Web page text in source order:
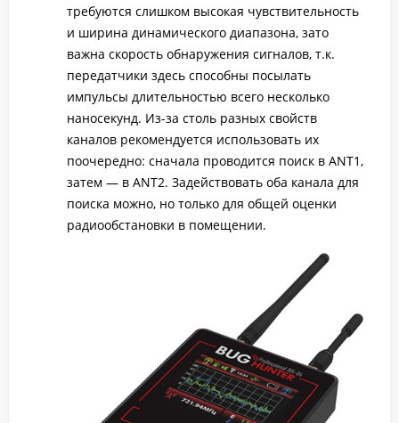
требуются слишком высокая чувствительность
и ширина динамического диапазона, зато
важна скорость обнаружения сигналов, т.к.
передатчики здесь способны посылать
импульсы длительностью всего несколько
наносекунд. Из-за столь разных свойств
каналов рекомендуется использовать их
поочередно: сначала проводится поиск в ANT1,
затем — в ANT2. Задействовать оба канала для
поиска можно, но только для общей оценки
радиообстановки в помещении.